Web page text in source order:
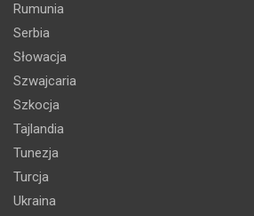
Rumunia
Serbia
Słowacja
Szwajcaria
Szkocja
Tajlandia
Tunezja
Turcja
Ukraina